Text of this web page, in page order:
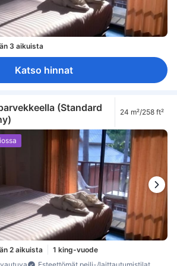
3 aikuista
Katso hinnat
(Standard
24 m²/258 ft²
2 aikuista
1 king-vuode